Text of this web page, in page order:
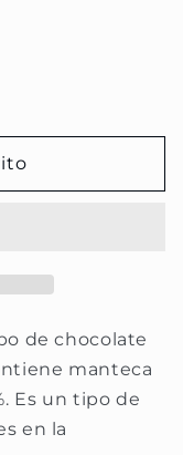
de chocolate
manteca
Es un tipo de
en la